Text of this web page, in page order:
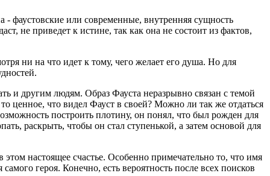
фаустовские или современные, внутренняя сущность
не приведет к истине, так как она не состоит из фактов,
ни на что идет к тому, чего желает его душа. Но для
и другим людям. Образ Фауста неразрывно связан с темой
ценное, что видел Фауст в своей? Можно ли так же отдаться
построить плотину, он понял, что был рожден для
раскрыть, чтобы он стал ступенькой, а затем основой для
настоящее счастье. Особенно примечательно то, что имя
героя. Конечно, есть вероятность после всех поисков